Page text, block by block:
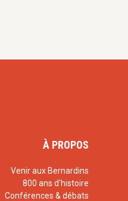
À PROPOS
Venir aux Bernardins
800 ans d'histoire
Conférences & débats